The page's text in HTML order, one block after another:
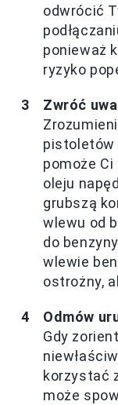
odwrócić
ponieważ
ryzyko
Zwróć
pistoletów
pomoże
oleju
grubszą
wlewu od
do
wlewie
ostrożny,
Odmów
Gdy
korzystać
może